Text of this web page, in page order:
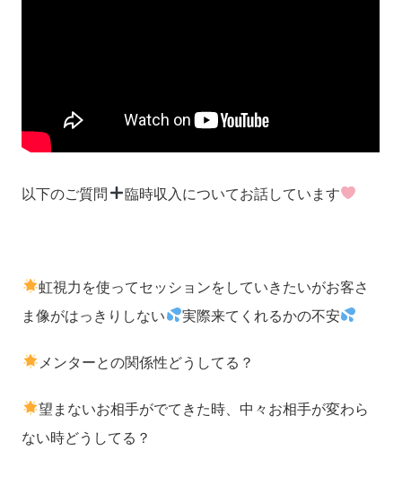
以下のご質問 臨時収入についてお話しています
虹視力を使ってセッションをしていきたいがお客さ
ま像がはっきりしない
実際来てくれるかの不安
メンターとの関係性どうしてる？
望まないお相手がでてきた時、中々お相手が変わら
ない時どうしてる？